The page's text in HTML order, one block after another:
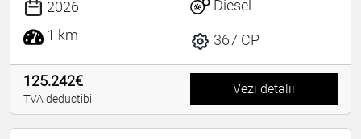
2026
1 km
Diesel
367 CP
125.242€
TVA deductibil
Vezi detalii